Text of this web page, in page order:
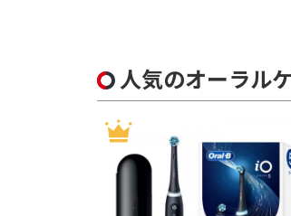
人気のオーラル